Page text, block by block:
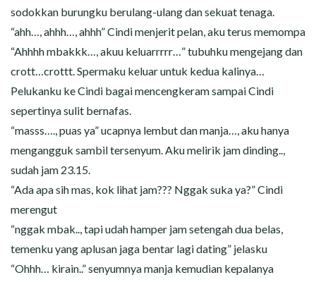
sodokkan burungku berulang-ulang dan sekuat tenaga.
“ahh…, ahhh…, ahhh” Cindi menjerit pelan, aku terus memompa
“Ahhhh mbakkk…, akuu keluarrrrr…” tubuhku mengejang dan
crott…crottt. Spermaku keluar untuk kedua kalinya…
Pelukanku ke Cindi bagai mencengkeram sampai Cindi
sepertinya sulit bernafas.
“masss…., puas ya” ucapnya lembut dan manja…, aku hanya
mengangguk sambil tersenyum. Aku melirik jam dinding..,
sudah jam 23.15.
“Ada apa sih mas, kok lihat jam??? Nggak suka ya?” Cindi
merengut
“nggak mbak.., tapi udah hamper jam setengah dua belas,
temenku yang aplusan jaga bentar lagi dating” jelasku
“Ohhh… kirain..” senyumnya manja kemudian kepalanya